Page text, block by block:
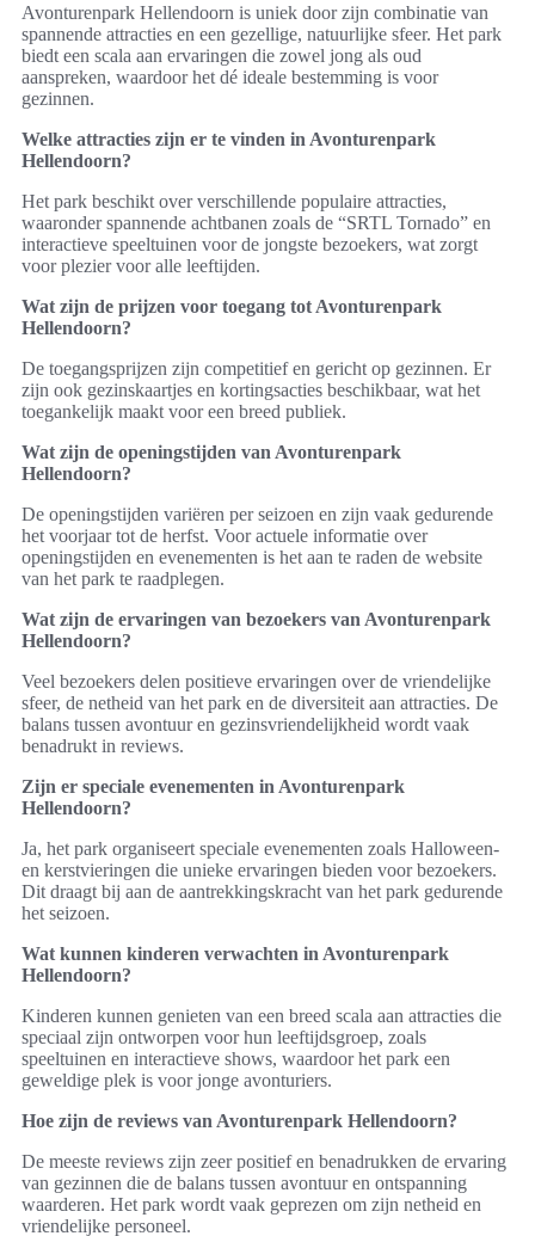
Avonturenpark Hellendoorn is uniek door zijn combinatie van
spannende attracties en een gezellige, natuurlijke sfeer. Het park
biedt een scala aan ervaringen die zowel jong als oud
aanspreken, waardoor het dé ideale bestemming is voor
gezinnen.
Welke attracties zijn er te vinden in Avonturenpark
Hellendoorn?
Het park beschikt over verschillende populaire attracties,
waaronder spannende achtbanen zoals de “SRTL Tornado” en
interactieve speeltuinen voor de jongste bezoekers, wat zorgt
voor plezier voor alle leeftijden.
Wat zijn de prijzen voor toegang tot Avonturenpark
Hellendoorn?
De toegangsprijzen zijn competitief en gericht op gezinnen. Er
zijn ook gezinskaartjes en kortingsacties beschikbaar, wat het
toegankelijk maakt voor een breed publiek.
Wat zijn de openingstijden van Avonturenpark
Hellendoorn?
De openingstijden variëren per seizoen en zijn vaak gedurende
het voorjaar tot de herfst. Voor actuele informatie over
openingstijden en evenementen is het aan te raden de website
van het park te raadplegen.
Wat zijn de ervaringen van bezoekers van Avonturenpark
Hellendoorn?
Veel bezoekers delen positieve ervaringen over de vriendelijke
sfeer, de netheid van het park en de diversiteit aan attracties. De
balans tussen avontuur en gezinsvriendelijkheid wordt vaak
benadrukt in reviews.
Zijn er speciale evenementen in Avonturenpark
Hellendoorn?
Ja, het park organiseert speciale evenementen zoals Halloween-
en kerstvieringen die unieke ervaringen bieden voor bezoekers.
Dit draagt bij aan de aantrekkingskracht van het park gedurende
het seizoen.
Wat kunnen kinderen verwachten in Avonturenpark
Hellendoorn?
Kinderen kunnen genieten van een breed scala aan attracties die
speciaal zijn ontworpen voor hun leeftijdsgroep, zoals
speeltuinen en interactieve shows, waardoor het park een
geweldige plek is voor jonge avonturiers.
Hoe zijn de reviews van Avonturenpark Hellendoorn?
De meeste reviews zijn zeer positief en benadrukken de ervaring
van gezinnen die de balans tussen avontuur en ontspanning
waarderen. Het park wordt vaak geprezen om zijn netheid en
vriendelijke personeel.